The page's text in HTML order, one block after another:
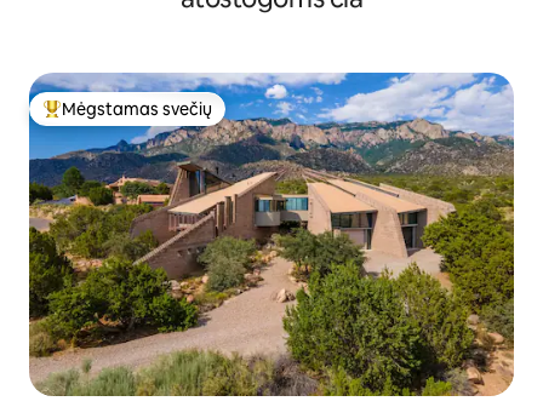
Svečių mėgstamiausias
Mėgstamas svečių